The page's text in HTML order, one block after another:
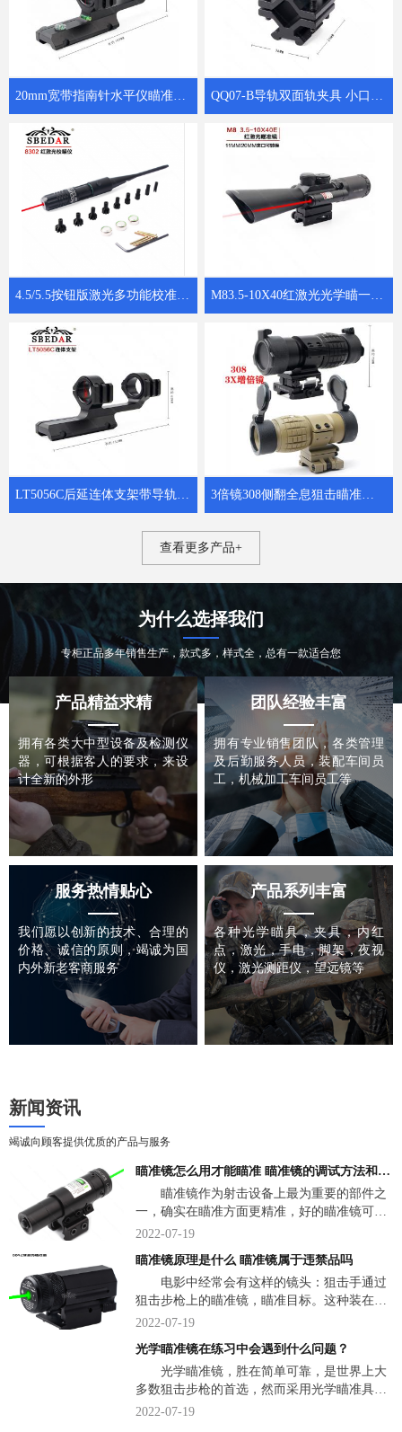
20mm宽带指南针水平仪瞄准镜连体支架LTS5058C QQ07-B导轨双面轨夹具 小口径管夹管子转换器
4.5/5.5按钮版激光多功能校准仪子弹归零器 8302红激光狙击校瞄器 M83.5-10X40红激光光学瞄一体狙击镜
LT5056C后延连体支架带导轨瞄准镜夹具 3倍镜308侧翻全息狙击瞄准增倍镜
查看更多产品+
为什么选择我们
专柜正品多年销售生产，款式多，样式全，总有一款适合您
产品精益求精
拥有各类大中型设备及检测仪
器，可根据客人的要求，来设
计全新的外形
团队经验丰富
拥有专业销售团队，各类管理
及后勤服务人员，装配车间员
工，机械加工车间员工等
服务热情贴心
我们愿以创新的技术、合理的
价格、诚信的原则，竭诚为国
内外新老客商服务
产品系列丰富
各种光学瞄具，夹具，内红
点，激光，手电，脚架，夜视
仪，激光测距仪，望远镜等
新闻资讯
竭诚向顾客提供优质的产品与服务
瞄准镜怎么用才能瞄准 瞄准镜的调试方法和技巧
瞄准镜作为射击设备上最为重要的部件之
一，确实在瞄准方面更精准，好的瞄准镜可以
将性能并不出色的射击设备的准确性发挥到极
那么，瞄准镜怎么用才能瞄准？下面，我们说
一说关于瞄准镜一些小知识。
2022-07-19
瞄准镜原理是什么 瞄准镜属于违禁品吗
电影中经常会有这样的镜头：狙击手通过
狙击步枪上的瞄准镜，瞄准目标。这种装在武
器上的光学瞄准镜，究竟是什么东西？瞄准镜
标志的革命式速瞄瞄具。下面，来看详细介
绍。
2022-07-19
光学瞄准镜在练习中会遇到什么问题？
光学瞄准镜，胜在简单可靠，是世界上大
多数狙击步枪的首选，然而采用光学瞄准具的
传统狙击步枪狙击手培养是非常困难的，美军
2022-07-19